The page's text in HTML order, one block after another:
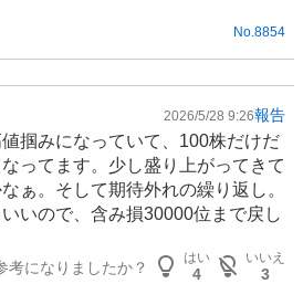
No. 8854
2026/5/28 9:26報告
掴みになっていて、100株だけだ
ってます。少し盛り上がってきて
ぁ。そして期待外れの繰り返し。
いので、含み損30000位まで戻し
考になりましたか？
はい
4
いいえ
3